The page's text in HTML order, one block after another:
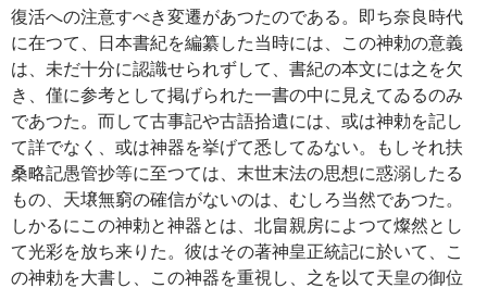
復活への注意すべき変遷があつたのである。即ち奈良時代
に在つて、日本書紀を編纂した当時には、この神勅の意義
は、未だ十分に認識せられずして、書紀の本文には之を欠
き、僅に参考として掲げられた一書の中に見えてゐるのみ
であつた。而して古事記や古語拾遺には、或は神勅を記し
て詳でなく、或は神器を挙げて悉してゐない。もしそれ扶
桑略記愚管抄等に至つては、末世末法の思想に惑溺したる
もの、天壌無窮の確信がないのは、むしろ当然であつた。
しかるにこの神勅と神器とは、北畠親房によつて燦然とし
て光彩を放ち来りた。彼はその著神皇正統記に於いて、こ
の神勅を大書し、この神器を重視し、之を以て天皇の御位